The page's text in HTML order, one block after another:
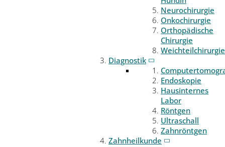
Neurochirurgie
Onkochirurgie
Orthopädische
Chirurgie
Weichteilchirurgie
Diagnostik
Endoskopie
Hausinternes
Labor
Röntgen
Ultraschall
Zahnröntgen
Zahnheilkunde